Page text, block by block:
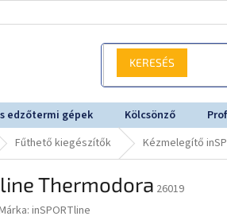
KERESÉS
edzőtermi gépek Kölcsönző
Fűthető kiegészítők Kézmelegítő
Thermodora 26019
inSPORTline